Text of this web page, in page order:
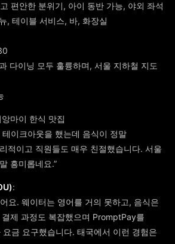
편안한 분위기, 아이 동반 가능, 야외 좌석
, 테이블 서비스, 바, 화장실
다이닝 모두 훌륭하며, 서울 지하철 지도
앙마이 한식 맛집
이크아웃을 했는데 음식이 정말
적이고 직원들도 매우 친절했습니다. 서울
흥미롭네요.”
:
요. 웨이터는 영어를 거의 못하고, 음식은
제 과정도 복잡했으며 PromptPay를
금 요구했습니다. 태국에서 이런 경험은